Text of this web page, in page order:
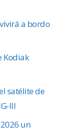
a bordo
Kodiak
satélite de
III
un